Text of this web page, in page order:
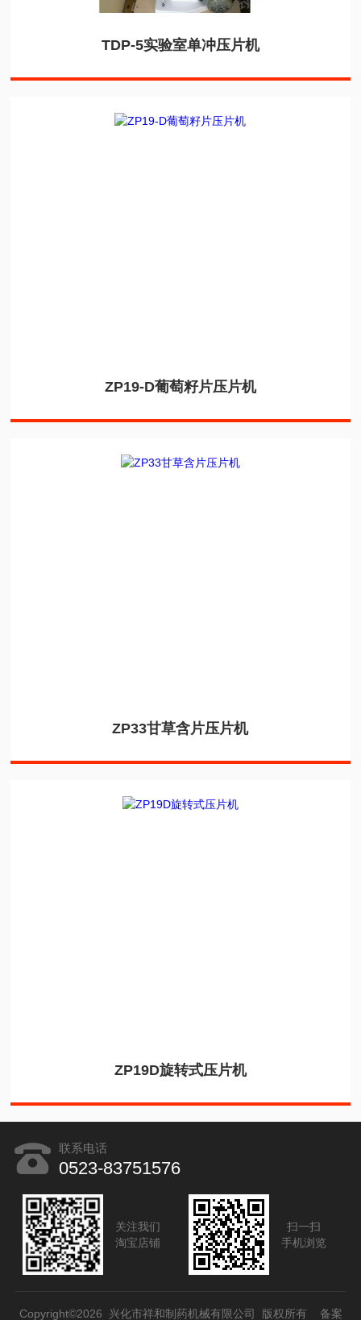
TDP-5实验室单冲压片机
ZP19-D葡萄籽片压片机
ZP33甘草含片压片机
ZP19D旋转式压片机
联系电话
0523-83751576
关注我们
淘宝店铺
扫一扫
手机浏览
Copyright©2026 兴化市祥和制药机械有限公司 版权所有 备案